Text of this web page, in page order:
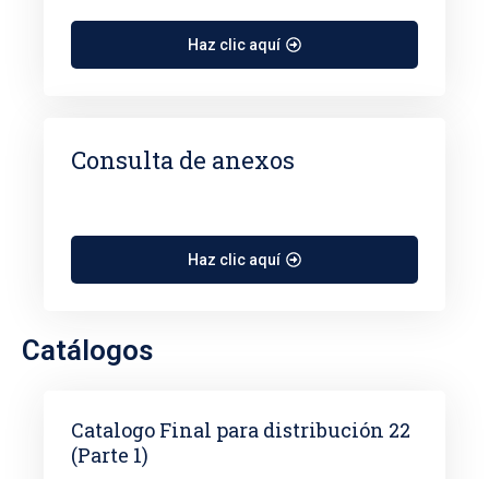
Haz clic aquí
Consulta de anexos
Haz clic aquí
Catálogos
Catalogo Final para distribución 22
(Parte 1)